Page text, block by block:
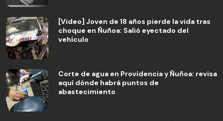
[Video] Joven de 18 años pierde la vida tras
choque en Ñuñoa: Salió eyectado del
vehículo
Corte de agua en Providencia y Ñuñoa: revisa
aquí dónde habrá puntos de
abastecimiento